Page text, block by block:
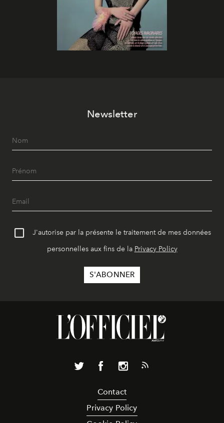
Newsletter
J'autorise par la présente le traitement de mes données
personnelles aux fins de la Privacy Policy
Contact
Privacy Policy